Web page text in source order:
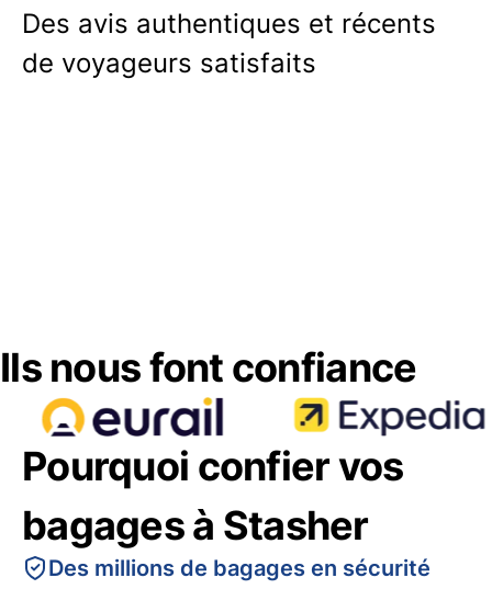
Des avis authentiques et récents
de voyageurs satisfaits
Ils nous font confiance
Pourquoi confier vos
bagages à Stasher
Des millions de bagages en sécurité